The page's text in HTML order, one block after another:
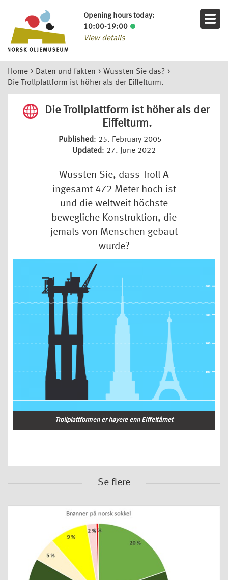
Opening hours today:
10:00-19:00
View details
Home > Daten und fakten > Wussten Sie das? >
Die Trollplattform ist höher als der Eiffelturm.
Die Trollplattform ist höher als der
Eiffelturm.
Published: 25. February 2005
Updated: 27. June 2022
Wussten Sie, dass Troll A
ingesamt 472 Meter hoch ist
und die weltweit höchste
bewegliche Konstruktion, die
jemals von Menschen gebaut
wurde?
Trollplattformen er høyere enn Eiffeltårnet
Se flere